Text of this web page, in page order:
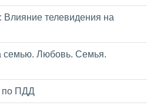
Влияние телевидения на
семью. Любовь. Семья.
по ПДД